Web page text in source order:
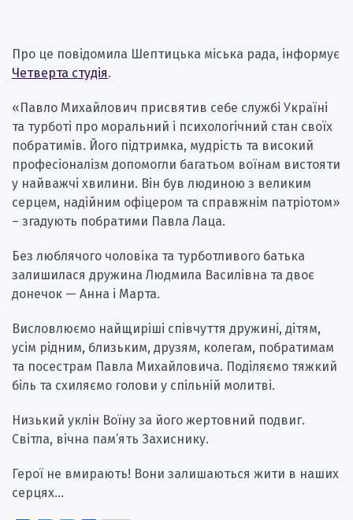
Про це повідомила Шептицька міська рада, інформує
Четверта студія.
«Павло Михайлович присвятив себе службі Україні
та турботі про моральний і психологічний стан своїх
побратимів. Його підтримка, мудрість та високий
професіоналізм допомогли багатьом воїнам вистояти
у найважчі хвилини. Він був людиною з великим
серцем, надійним офіцером та справжнім патріотом»
– згадують побратими Павла Лаца.
Без люблячого чоловіка та турботливого батька
залишилася дружина Людмила Василівна та двоє
донечок — Анна і Марта.
Висловлюємо найщиріші співчуття дружині, дітям,
усім рідним, близьким, друзям, колегам, побратимам
та посестрам Павла Михайловича. Поділяємо тяжкий
біль та схиляємо голови у спільній молитві.
Низький уклін Воїну за його жертовний подвиг.
Світла, вічна пам’ять Захиснику.
Герої не вмирають! Вони залишаються жити в наших
серцях…